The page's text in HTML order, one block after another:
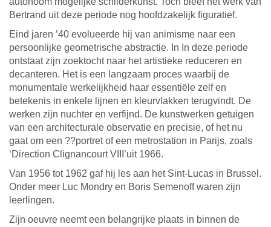
Bertrand uit deze periode nog hoofdzakelijk figuratief.
Eind jaren ’40 evolueerde hij van animisme naar een
persoonlijke geometrische abstractie. In In deze periode
ontstaat zijn zoektocht naar het artistieke reduceren en
decanteren. Het is een langzaam proces waarbij de
monumentale werkelijkheid haar essentiële zelf en
betekenis in enkele lijnen en kleurvlakken terugvindt. De
werken zijn nuchter en verfijnd. De kunstwerken getuigen
van een architecturale observatie en precisie, of het nu
gaat om een ??portret of een metrostation in Parijs, zoals
‘Direction Clignancourt VIII’uit 1966.
Van 1956 tot 1962 gaf hij les aan het Sint-Lucas in Brussel.
Onder meer Luc Mondry en Boris Semenoff waren zijn
leerlingen.
Zijn oeuvre neemt een belangrijke plaats in binnen de